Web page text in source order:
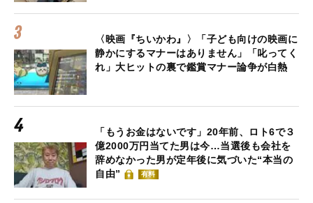
〈映画『ちいかわ』〉「子ども向けの映画に
静かにするマナーはありません」「叱ってく
れ」大ヒットの裏で鑑賞マナー論争が白熱
「もうお金はないです」20年前、ロト6で３
億2000万円当てた男は今…当選後も会社を
辞めなかった男が定年後に気づいた“本当の
自由”
有料